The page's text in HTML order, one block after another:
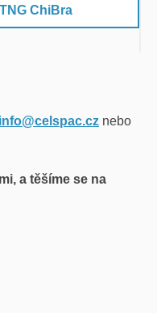
ChiBra
info@celspac.cz nebo
a těšíme se na